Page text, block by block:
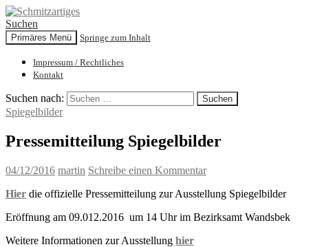
Schmitzartiges
Suchen
Primäres Menü Springe zum Inhalt
Impressum / Rechtliches
Kontakt
Suchen nach:
Spiegelbilder
Pressemitteilung Spiegelbilder
04/12/2016 martin Schreibe einen Kommentar
Hier die offizielle Pressemitteilung zur Ausstellung Spiegelbilder
Eröffnung am 09.012.2016 um 14 Uhr im Bezirksamt Wandsbek
Weitere Informationen zur Ausstellung hier